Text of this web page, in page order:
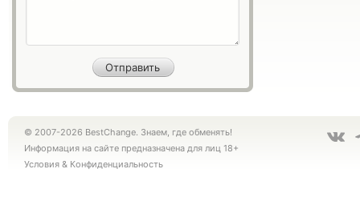
© 2007-2026 BestChange. Знаем, где обменять!
Информация на сайте предназначена для лиц 18+
Условия & Конфиденциальность